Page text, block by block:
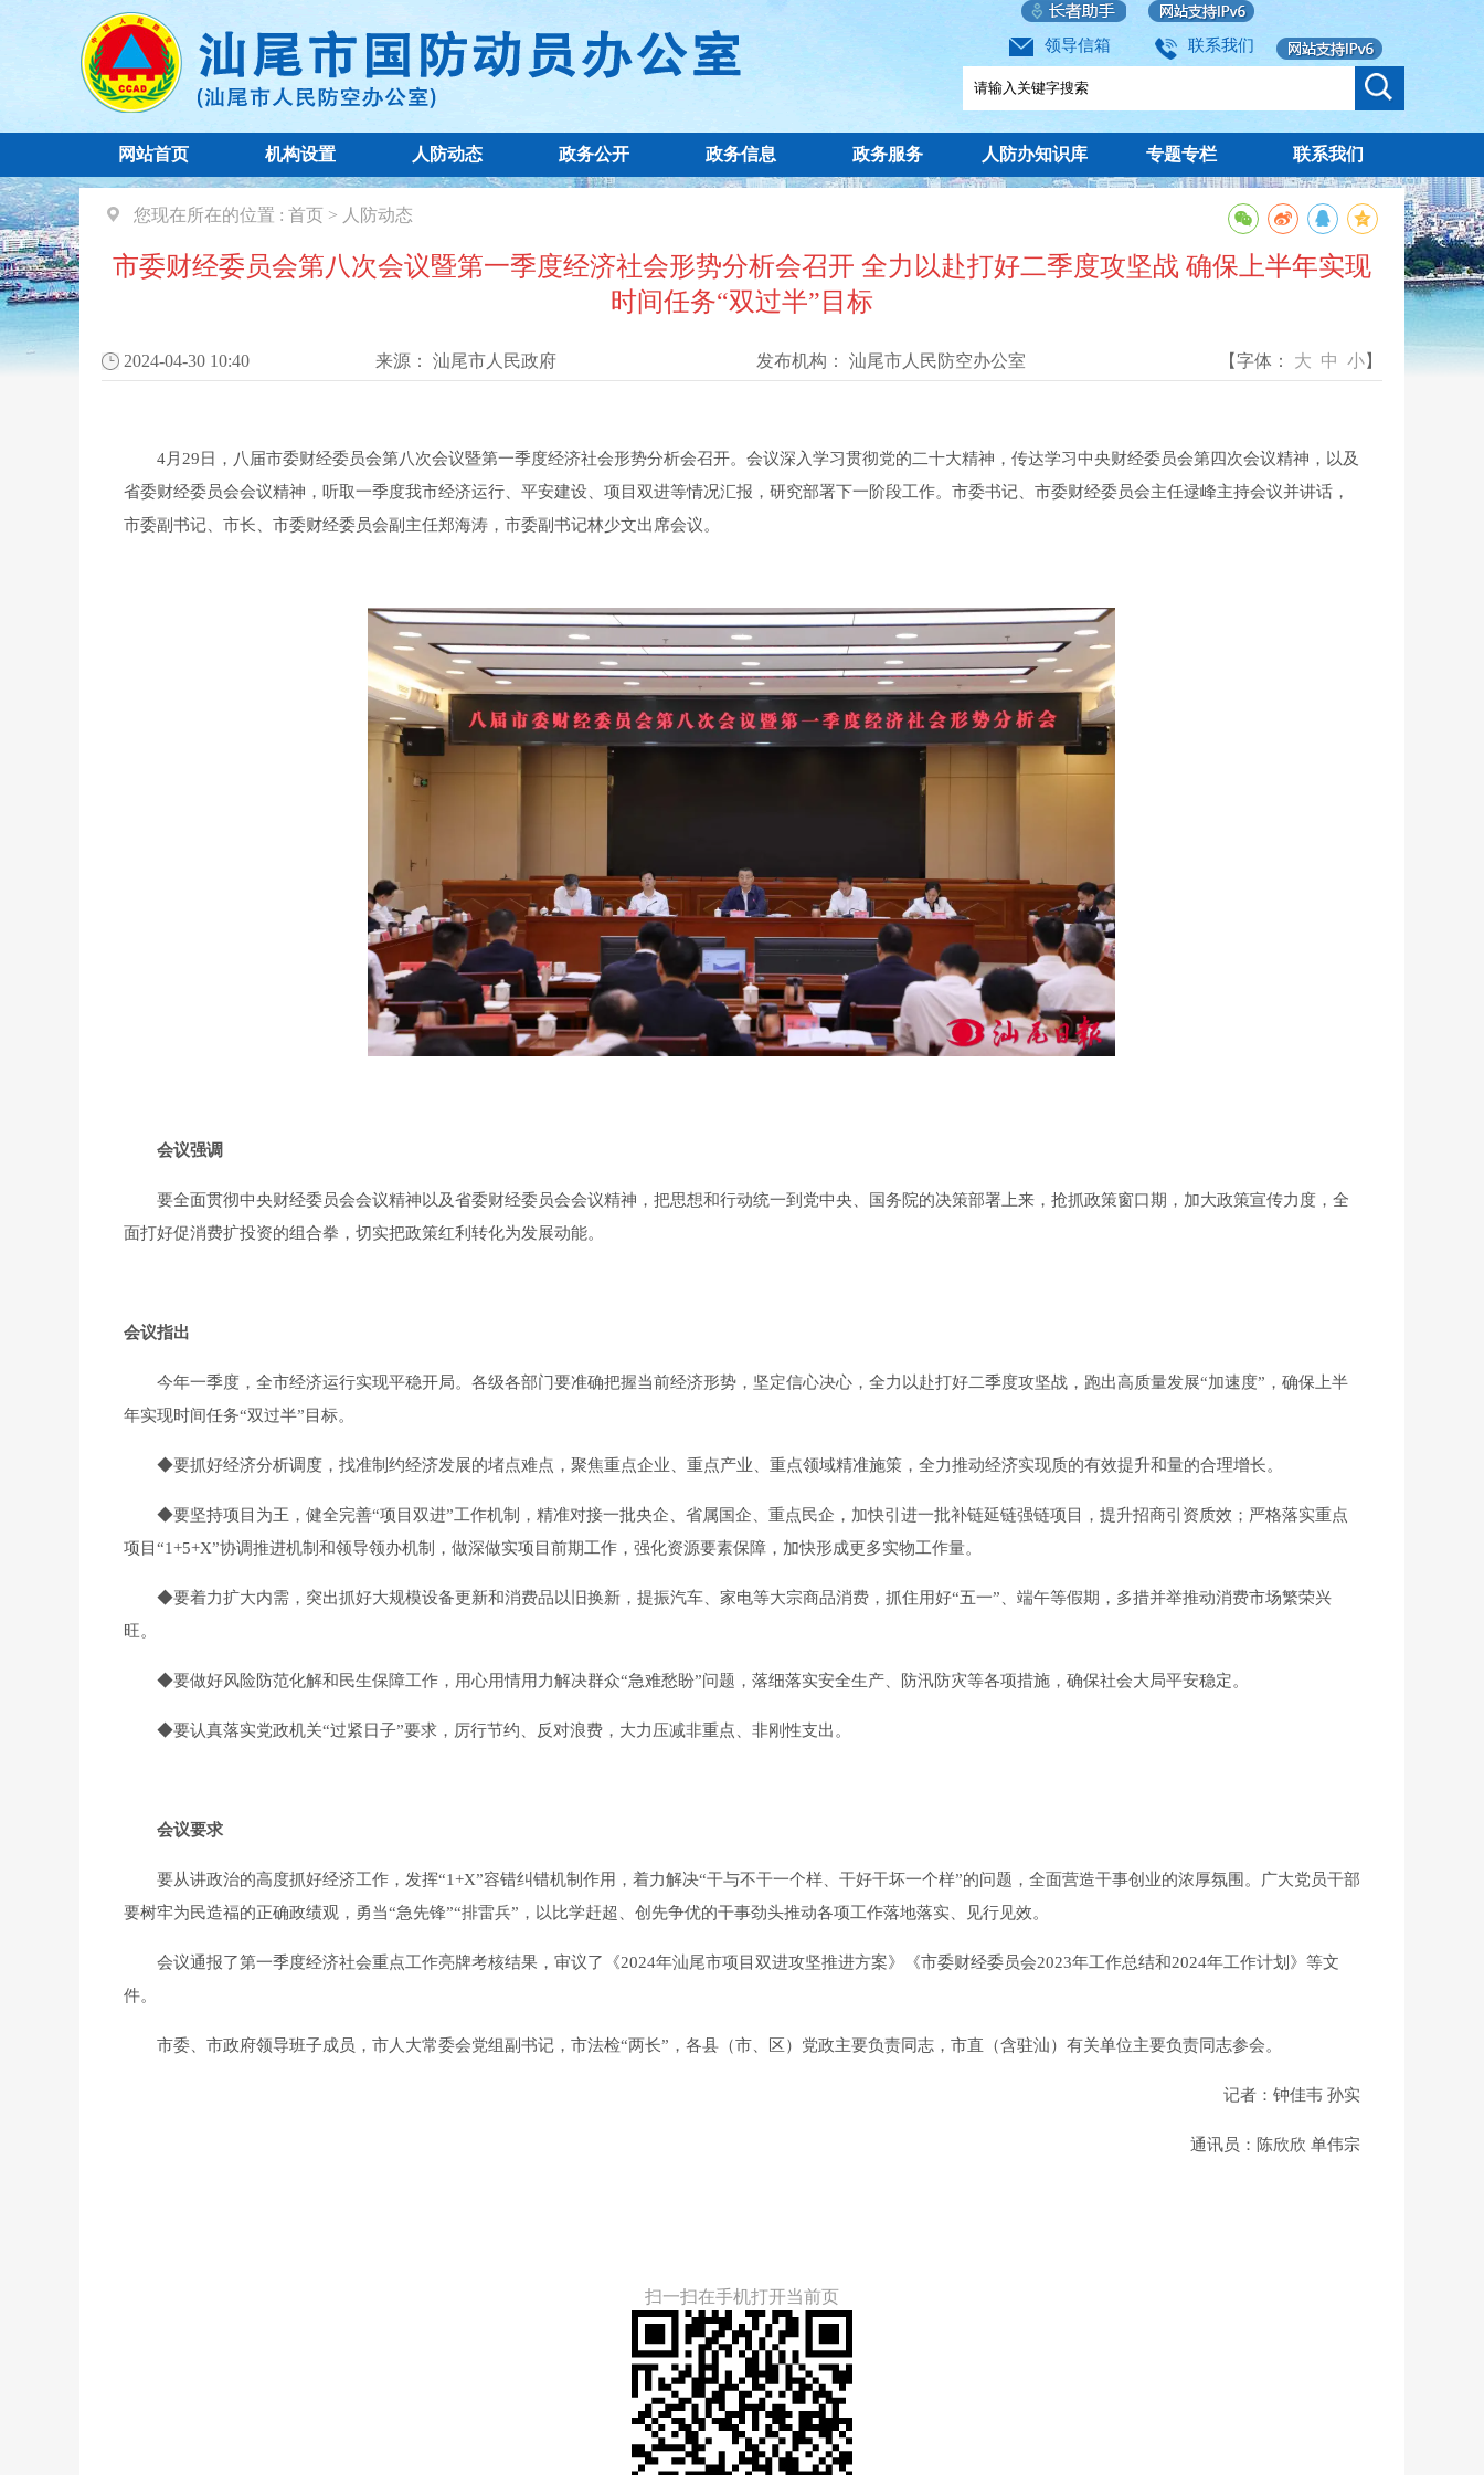
领导信箱 联系我们
网站首页 机构设置 人防动态 政务公开 政务信息 政务服务 人防办知识库 专题专栏 联系我们
您现在所在的位置 : 首页 > 人防动态
市委财经委员会第八次会议暨第一季度经济社会形势分析会召开 全力以赴打好二季度攻坚战 确保上半年实现
时间任务“双过半”目标
2024-04-30 10:40 来源： 汕尾市人民政府 发布机构： 汕尾市人民防空办公室 【字体： 大 中 小】
4月29日，八届市委财经委员会第八次会议暨第一季度经济社会形势分析会召开。会议深入学习贯彻党的二十大精神，传达学习中央财经委员会第四次会议精神，以及
省委财经委员会会议精神，听取一季度我市经济运行、平安建设、项目双进等情况汇报，研究部署下一阶段工作。市委书记、市委财经委员会主任逯峰主持会议并讲话，
市委副书记、市长、市委财经委员会副主任郑海涛，市委副书记林少文出席会议。
会议强调
要全面贯彻中央财经委员会会议精神以及省委财经委员会会议精神，把思想和行动统一到党中央、国务院的决策部署上来，抢抓政策窗口期，加大政策宣传力度，全
面打好促消费扩投资的组合拳，切实把政策红利转化为发展动能。
会议指出
今年一季度，全市经济运行实现平稳开局。各级各部门要准确把握当前经济形势，坚定信心决心，全力以赴打好二季度攻坚战，跑出高质量发展“加速度”，确保上半
年实现时间任务“双过半”目标。
◆要抓好经济分析调度，找准制约经济发展的堵点难点，聚焦重点企业、重点产业、重点领域精准施策，全力推动经济实现质的有效提升和量的合理增长。
◆要坚持项目为王，健全完善“项目双进”工作机制，精准对接一批央企、省属国企、重点民企，加快引进一批补链延链强链项目，提升招商引资质效；严格落实重点
项目“1+5+X”协调推进机制和领导领办机制，做深做实项目前期工作，强化资源要素保障，加快形成更多实物工作量。
◆要着力扩大内需，突出抓好大规模设备更新和消费品以旧换新，提振汽车、家电等大宗商品消费，抓住用好“五一”、端午等假期，多措并举推动消费市场繁荣兴
旺。
◆要做好风险防范化解和民生保障工作，用心用情用力解决群众“急难愁盼”问题，落细落实安全生产、防汛防灾等各项措施，确保社会大局平安稳定。
◆要认真落实党政机关“过紧日子”要求，厉行节约、反对浪费，大力压减非重点、非刚性支出。
会议要求
要从讲政治的高度抓好经济工作，发挥“1+X”容错纠错机制作用，着力解决“干与不干一个样、干好干坏一个样”的问题，全面营造干事创业的浓厚氛围。广大党员干部
要树牢为民造福的正确政绩观，勇当“急先锋”“排雷兵”，以比学赶超、创先争优的干事劲头推动各项工作落地落实、见行见效。
会议通报了第一季度经济社会重点工作亮牌考核结果，审议了《2024年汕尾市项目双进攻坚推进方案》《市委财经委员会2023年工作总结和2024年工作计划》等文
件。
市委、市政府领导班子成员，市人大常委会党组副书记，市法检“两长”，各县（市、区）党政主要负责同志，市直（含驻汕）有关单位主要负责同志参会。
记者 ：钟佳韦 孙实
通讯员：陈欣欣 单伟宗
扫一扫在手机打开当前页